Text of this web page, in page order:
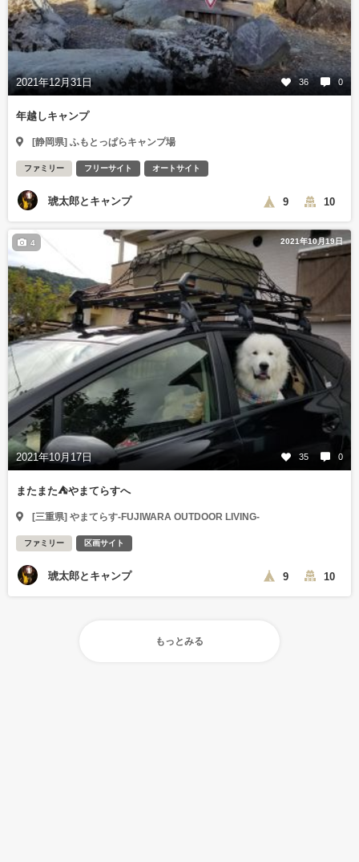
2021年12月31日 36 0
年越しキャンプ
[静岡県] ふもとっぱらキャンプ場
ファミリー フリーサイト オートサイト
琥太郎とキャンプ 9 10
2021年10月19日
2021年10月17日 35 0
4
またまた⛺やまてらすへ
[三重県] やまてらす-FUJIWARA OUTDOOR LIVING-
ファミリー 区画サイト
琥太郎とキャンプ 9 10
もっとみる